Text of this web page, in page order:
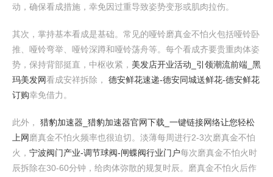
动，确保看成措施，幸免因过重导致姿势变形或肌肉拉伤。
其次，掌持基本看成是基础。常见的哑铃磨真金不怕火包括哑铃卧
推、哑铃弯举、哑铃深蹲和哑铃荡舟等。每个看成齐要贵重肉体姿
势，保持背部挺直，中枢收紧， 美发店开业活动_引领潮流前端_黑
玛美发网看成安祥拆除， 德安鲜花速递-德安同城送鲜花-德安鲜花
订购幸免借力。
此外， 猎豹加速器_猎豹加速器官网下载_一键链接网络让您轻松
上网磨真金不怕火频率也很迫切。淡薄每周进行2-3次磨真金不怕
火， 宁波阀门产业-调节球阀-闸蝶阀行业门户每次磨真金不怕火时
辰拆除在30-60分钟，给肉体弥散的规复时辰。磨真金不怕火后作